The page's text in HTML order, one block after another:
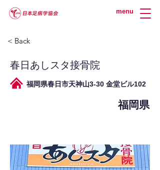
menu
< Back
春日あしスタ接骨院
福岡県春日市天神山3-30 金堂ビル102
福岡県